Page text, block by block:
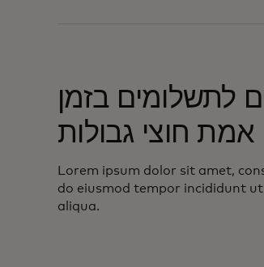
לתשלומים בזמן
אמת חוצי גבולות
Lorem ipsum dolor sit amet,
do eiusmod tempor incididunt
aliqua.